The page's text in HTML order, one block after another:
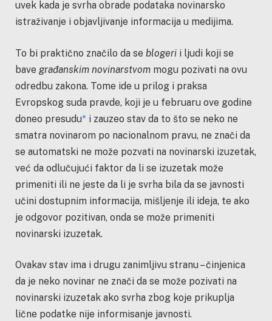
uvek kada je svrha obrade podataka novinarsko
istraživanje i objavljivanje informacija u medijima.
To bi praktično značilo da se blogeri i ljudi koji se
bave građanskim novinarstvom mogu pozivati na ovu
odredbu zakona. Tome ide u prilog i praksa
Evropskog suda pravde, koji je u februaru ove godine
doneo presudu* i zauzeo stav da to što se neko ne
smatra novinarom po nacionalnom pravu, ne znači da
se automatski ne može pozvati na novinarski izuzetak,
već da odlučujući faktor da li se izuzetak može
primeniti ili ne jeste da li je svrha bila da se javnosti
učini dostupnim informacija, mišljenje ili ideja, te ako
je odgovor pozitivan, onda se može primeniti
novinarski izuzetak.
Ovakav stav ima i drugu zanimljivu stranu – činjenica
da je neko novinar ne znači da se može pozivati na
novinarski izuzetak ako svrha zbog koje prikuplja
lične podatke nije informisanje javnosti.